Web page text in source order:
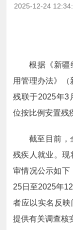
2025-12-24
根据《新疆
用管理办法》
残联于2025年3
位按比例安置残
截至目前，
残疾人就业。现
审情况公示如下
25日至2025年
者应以实名反
提供有关调查核